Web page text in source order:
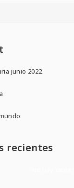
junio 2022.
recientes